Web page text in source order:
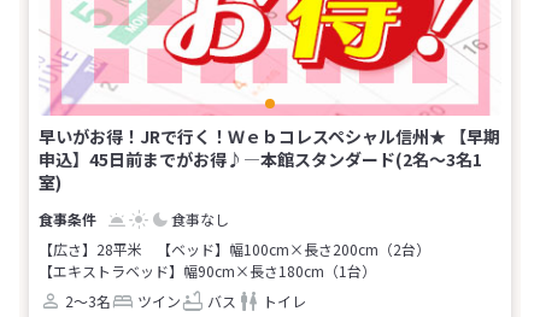
早いがお得！JRで行く！Ｗｅｂコレスペシャル信州★ 【早期
申込】45日前までがお得♪―本館スタンダード(2名～3名1
室)
食事なし
【広さ】28平米
【ベッド】幅100cm×長さ200cm（2台）
【エキストラベッド】幅90cm×長さ180cm（1台）
2～3名
ツイン バス トイレ